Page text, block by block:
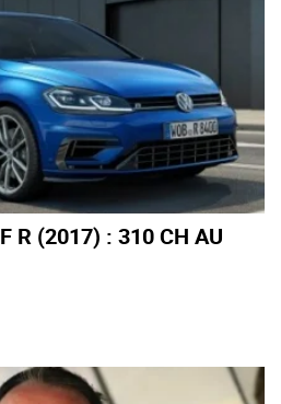
R (2017) : 310 CH AU